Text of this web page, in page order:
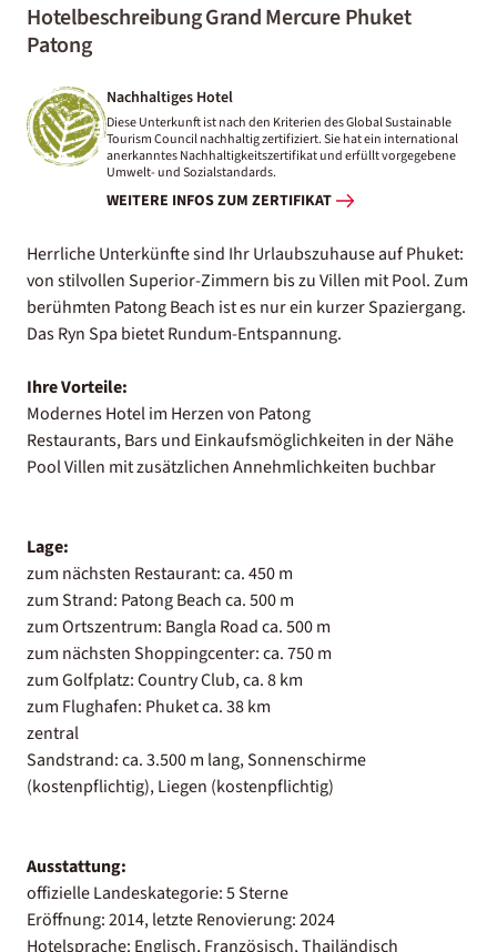
Hotelbeschreibung Grand Mercure Phuket
Patong
Nachhaltiges Hotel
Diese Unterkunft ist nach den Kriterien des Global Sustainable
Tourism Council nachhaltig zertifiziert. Sie hat ein international
anerkanntes Nachhaltigkeitszertifikat und erfüllt vorgegebene
Umwelt- und Sozialstandards.
WEITERE INFOS ZUM ZERTIFIKAT
Herrliche Unterkünfte sind Ihr Urlaubszuhause auf Phuket:
von stilvollen Superior-Zimmern bis zu Villen mit Pool. Zum
berühmten Patong Beach ist es nur ein kurzer Spaziergang.
Das Ryn Spa bietet Rundum-Entspannung.
Ihre Vorteile:
Modernes Hotel im Herzen von Patong
Restaurants, Bars und Einkaufsmöglichkeiten in der Nähe
Pool Villen mit zusätzlichen Annehmlichkeiten buchbar
Lage:
zum nächsten Restaurant: ca. 450 m
zum Strand: Patong Beach ca. 500 m
zum Ortszentrum: Bangla Road ca. 500 m
zum nächsten Shoppingcenter: ca. 750 m
zum Golfplatz: Country Club, ca. 8 km
zum Flughafen: Phuket ca. 38 km
zentral
Sandstrand: ca. 3.500 m lang, Sonnenschirme
(kostenpflichtig), Liegen (kostenpflichtig)
Ausstattung:
offizielle Landeskategorie: 5 Sterne
Eröffnung: 2014, letzte Renovierung: 2024
Hotelsprache: Englisch, Französisch, Thailändisch